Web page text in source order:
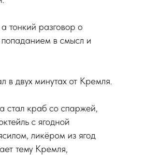
тонкий разговор о
в смысл и
в двух минутах от Кремля.
стал краб со спаржей,
с ягодной
ликёром из ягод
тему Кремля,